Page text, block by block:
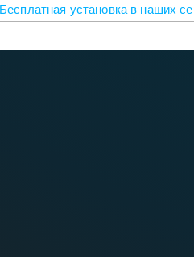
Бесплатная установка в наших